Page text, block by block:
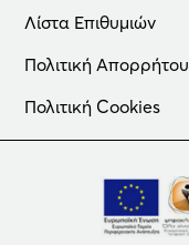
Λίστα Επιθυμιών
Πολιτική Απορρήτου
Πολιτική Cookies